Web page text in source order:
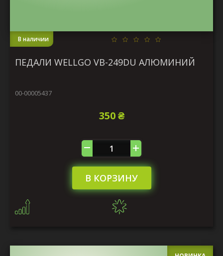
В наличии
ПЕДАЛИ WELLGO VB-249DU АЛЮМИНИЙ
00-00005437
350 ₴
В КОРЗИНУ